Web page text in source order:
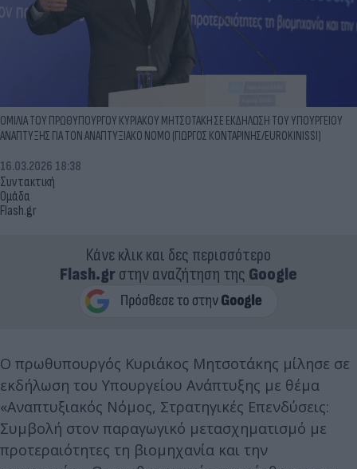
ΟΜΙΛΙΑ ΤΟΥ ΠΡΩΘΥΠΟΥΡΓΟΥ ΚΥΡΙΑΚΟΥ ΜΗΤΣΟΤΑΚΗ ΣΕ ΕΚΔΗΛΩΣΗ ΤΟΥ ΥΠΟΥΡΓΕΙΟΥ
ΑΝΑΠΤΥΞΗΣ ΓΙΑ ΤΟΝ ΑΝΑΠΤΥΞΙΑΚΟ ΝΟΜΟ (ΓΙΩΡΓΟΣ ΚΟΝΤΑΡΙΝΗΣ/EUROKINISSI)
Συντακτική
Ομάδα
Flash.gr
16.03.2026 18:38
Κάνε κλικ και δες περισσότερο
Flash.grστην αναζήτηση της Google
Ο πρωθυπουργός Κυριάκος Μητσοτάκης μίλησε σε
εκδήλωση του Υπουργείου Ανάπτυξης με θέμα
«Αναπτυξιακός Νόμος, Στρατηγικές Επενδύσεις:
Συμβολή στον παραγωγικό μετασχηματισμό με
προτεραιότητες τη βιομηχανία και την